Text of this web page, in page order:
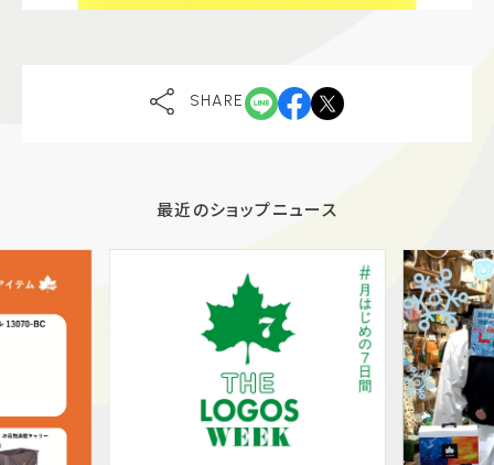
SHARE
最近のショップニュース